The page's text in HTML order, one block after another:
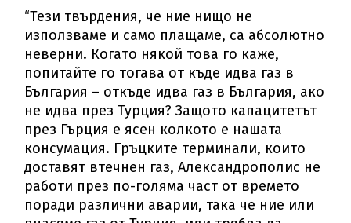
“Тези твърдения, че ние нищо не
използваме и само плащаме, са абсолютно
неверни. Когато някой това го каже,
попитайте го тогава от къде идва газ в
България – откъде идва газ в България, ако
не идва през Турция? Защото капацитетът
през Гърция е ясен колкото е нашата
консумация. Гръцките терминали, които
доставят втечнен газ, Александрополис не
работи през по-голяма част от времето
поради различни аварии, така че ние или